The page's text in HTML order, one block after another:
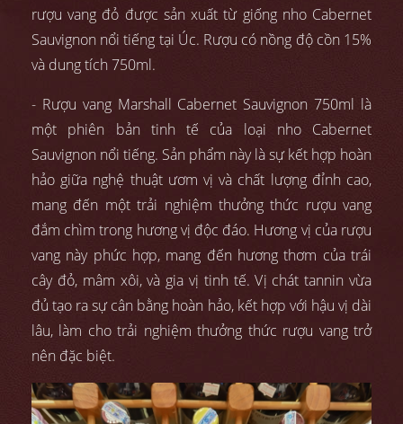
rượu vang đỏ được sản xuất từ giống nho Cabernet
Sauvignon nổi tiếng tại Úc. Rượu có nồng độ cồn 15%
và dung tích 750ml.
- Rượu vang Marshall Cabernet Sauvignon 750ml là
một phiên bản tinh tế của loại nho Cabernet
Sauvignon nổi tiếng. Sản phẩm này là sự kết hợp hoàn
hảo giữa nghệ thuật ươm vị và chất lượng đỉnh cao,
mang đến một trải nghiệm thưởng thức rượu vang
đắm chìm trong hương vị độc đáo. Hương vị của rượu
vang này phức hợp, mang đến hương thơm của trái
cây đỏ, mâm xôi, và gia vị tinh tế. Vị chát tannin vừa
đủ tạo ra sự cân bằng hoàn hảo, kết hợp với hậu vị dài
lâu, làm cho trải nghiệm thưởng thức rượu vang trở
nên đặc biệt.